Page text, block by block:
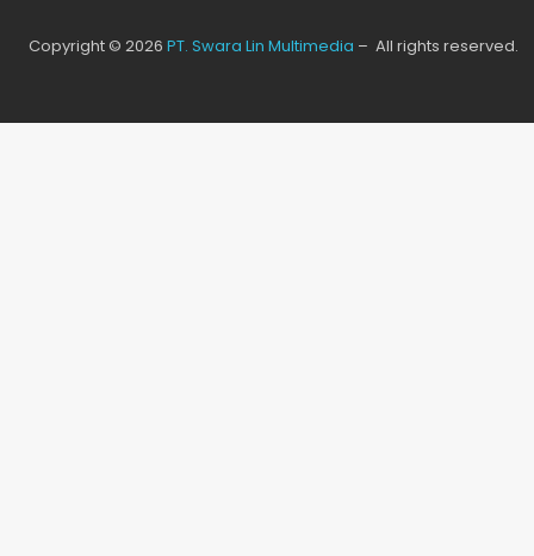
Copyright © 2026 PT. Swara Lin Multimedia – All rights reserved.